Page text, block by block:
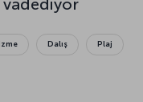
Dalış Plaj